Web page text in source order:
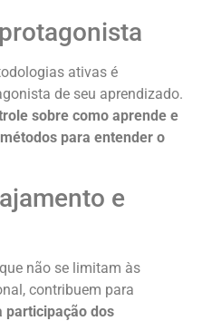
ativas é
de seu aprendizado.
sobre como aprende e
para entender o
e
não se limitam às
contribuem para
participação dos